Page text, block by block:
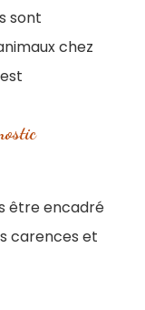
sont
chez
être encadré
carences et